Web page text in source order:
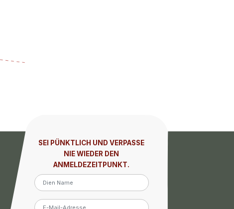
SEI PÜNKTLICH UND VERPASSE
NIE WIEDER DEN
ANMELDEZEITPUNKT.